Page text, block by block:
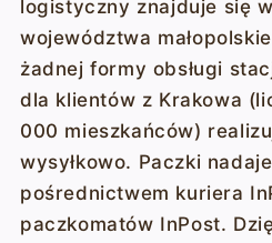
logistyczny znajduje się
województwa
żadnej formy obsługi
dla klientów z Krakowa
000 mieszkańców)
wysyłkowo. Paczki
pośrednictwem kuriera
paczkomatów InPost.